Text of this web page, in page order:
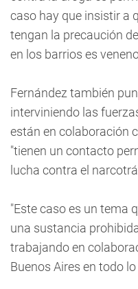
caso hay que insistir a
tengan la precaución
en los barrios es
Fernández también
interviniendo las
están en colaboración
"tienen un contacto
lucha contra el
"Este caso es un tema
una sustancia
trabajando en
Buenos Aires en todo